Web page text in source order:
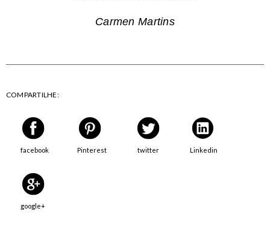
Carmen Martins
COMPARTILHE:
facebook Pinterest twitter Linkedin
google+